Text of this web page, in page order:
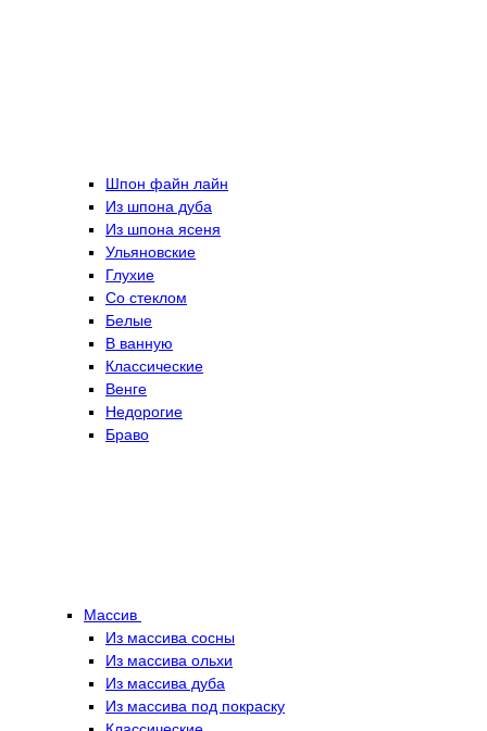
Шпон файн лайн
Из шпона дуба
Из шпона ясеня
Ульяновские
Глухие
Со стеклом
Белые
В ванную
Классические
Венге
Недорогие
Браво
Массив
Из массива сосны
Из массива ольхи
Из массива дуба
Из массива под покраску